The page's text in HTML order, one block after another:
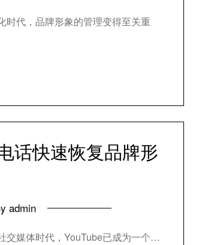
时代，品牌形象的管理变得至关重
话快速恢复品牌形
admin
交媒体时代，YouTube已成为一个…